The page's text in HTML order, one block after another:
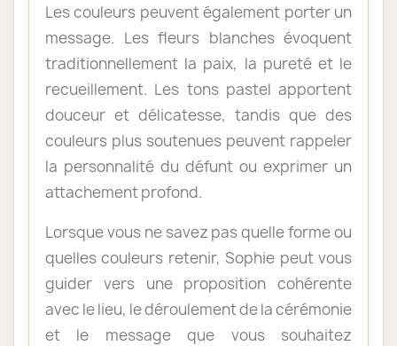
Les couleurs peuvent également porter un
message. Les fleurs blanches évoquent
traditionnellement la paix, la pureté et le
recueillement. Les tons pastel apportent
douceur et délicatesse, tandis que des
couleurs plus soutenues peuvent rappeler
la personnalité du défunt ou exprimer un
attachement profond.
Lorsque vous ne savez pas quelle forme ou
quelles couleurs retenir, Sophie peut vous
guider vers une proposition cohérente
avec le lieu, le déroulement de la cérémonie
et le message que vous souhaitez